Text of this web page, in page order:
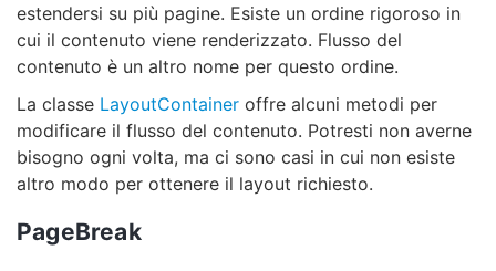
estendersi su più pagine. Esiste un ordine rigoroso in
cui il contenuto viene renderizzato. Flusso del
contenuto è un altro nome per questo ordine.
La classe LayoutContainer offre alcuni metodi per
modificare il flusso del contenuto. Potresti non averne
bisogno ogni volta, ma ci sono casi in cui non esiste
altro modo per ottenere il layout richiesto.
PageBreak